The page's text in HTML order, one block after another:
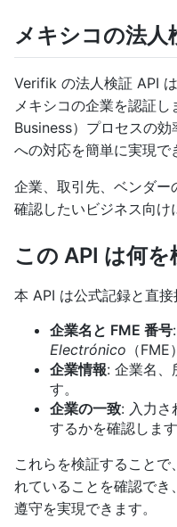
メキシコの法人
Verifik の法人検証 API
メキシコの企業を認証
Business）プロセスの
への対応を簡単に実現で
企業、取引先、ベンダー
確認したいビジネス向け
この API は何
本 API は公式記録と直接
企業名と FME 番号:
Electrónico （
企業情報: 企業名、
す。
企業の一致: 入力さ
するかを確認します
これらを検証すること
れていることを確認でき
遵守を実現できます。